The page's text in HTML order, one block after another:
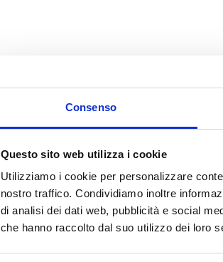
Consenso
Questo sito web utilizza i cookie
Utilizziamo i cookie per personalizzare
nostro traffico. Condividiamo inoltre
di analisi dei dati web, pubblicità e social
che hanno raccolto dal suo utilizzo dei loro